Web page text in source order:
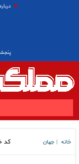
پنجشنبه ۱۵
خانه جهان کد